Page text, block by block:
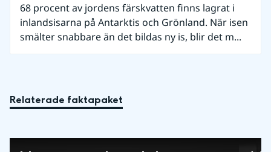
68 procent av jordens färskvatten finns lagrat i
inlandsisarna på Antarktis och Grönland. När isen
smälter snabbare än det bildas ny is, blir det m...
Relaterade faktapaket